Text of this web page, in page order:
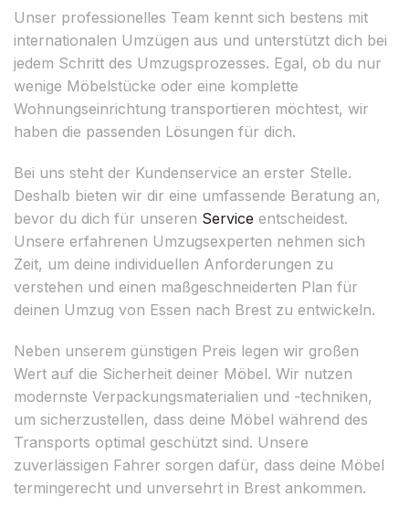
Unser professionelles Team kennt sich bestens mit
internationalen Umzügen aus und unterstützt dich bei
jedem Schritt des Umzugsprozesses. Egal, ob du nur
wenige Möbelstücke oder eine komplette
Wohnungseinrichtung transportieren möchtest, wir
haben die passenden Lösungen für dich.
Bei uns steht der Kundenservice an erster Stelle.
Deshalb bieten wir dir eine umfassende Beratung an,
bevor du dich für unseren Service entscheidest.
Unsere erfahrenen Umzugsexperten nehmen sich
Zeit, um deine individuellen Anforderungen zu
verstehen und einen maßgeschneiderten Plan für
deinen Umzug von Essen nach Brest zu entwickeln.
Neben unserem günstigen Preis legen wir großen
Wert auf die Sicherheit deiner Möbel. Wir nutzen
modernste Verpackungsmaterialien und -techniken,
um sicherzustellen, dass deine Möbel während des
Transports optimal geschützt sind. Unsere
zuverlässigen Fahrer sorgen dafür, dass deine Möbel
termingerecht und unversehrt in Brest ankommen.